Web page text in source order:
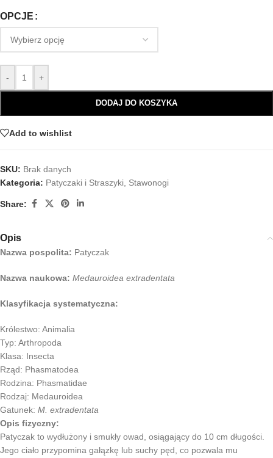
OPCJE
- +
DODAJ DO KOSZYKA
Add to wishlist
SKU: Brak danych
Kategoria: Patyczaki i Straszyki Stawonogi
Share:
Opis
Nazwa pospolita: Patyczak
Nazwa naukowa: Medauroidea extradentata
Klasyfikacja systematyczna:
Królestwo: Animalia
Typ: Arthropoda
Klasa: Insecta
Rząd: Phasmatodea
Rodzina: Phasmatidae
Rodzaj: Medauroidea
Gatunek: M. extradentata
Opis fizyczny:
Patyczak to wydłużony i smukły owad, osiągający do 10 cm długości.
Jego ciało przypomina gałązkę lub suchy pęd, co pozwala mu